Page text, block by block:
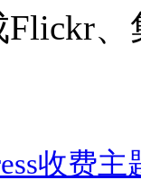
Flickr
收费主